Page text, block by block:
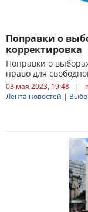
Поправки о
корректировка
Поправки о
право для
03 мая 2023, 19:48 |
Лента новостей |